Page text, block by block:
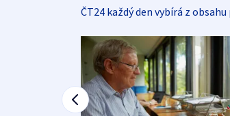
ČT24 každý den vybírá z